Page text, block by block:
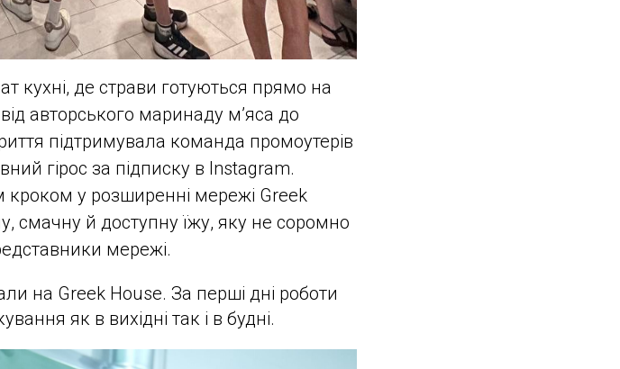
кухні, де страви готуються прямо на
авторського маринаду м’яса до
підтримувала команда промоутерів
гірос за підписку в Instagram.
кроком у розширенні мережі Greek
смачну й доступну їжу, яку не соромно
мережі.
на Greek House. За перші дні роботи
як в вихідні так і в будні.